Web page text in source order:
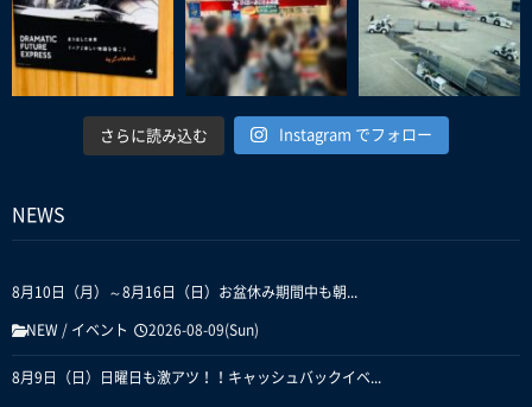
さらに読み込む Instagram でフォロー
NEWS
8月10日（月）～8月16日（日）お盆休み期間中も朝...
NEW / イベント 2026-08-09(Sun)
8月9日（日）日曜日も激アツ！！キャッシュバックイベ...